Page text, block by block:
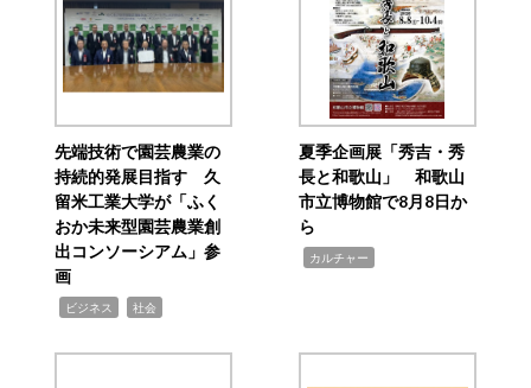
先端技術で園芸農業の
持続的発展目指す 久
留米工業大学が「ふく
おか未来型園芸農業創
出コンソーシアム」参
画
ビジネス 社会
夏季企画展「秀吉・秀
長と和歌山」 和歌山
市立博物館で8月8日か
ら
カルチャー